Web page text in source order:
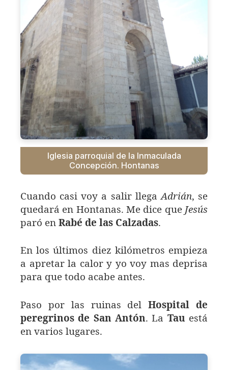
Iglesia parroquial de la Inmaculada
Concepción. Hontanas
Cuando casi voy a salir llegaAdrián, se
quedará en Hontanas. Me dice que Jesús
paró en Rabé de las Calzadas.
En los últimos diez kilómetros empieza
a apretar la calor y yo voy mas deprisa
para que todo acabe antes.
Paso por las ruinas delHospital de
peregrinos de San Antón. La Tauestá
en varios lugares.